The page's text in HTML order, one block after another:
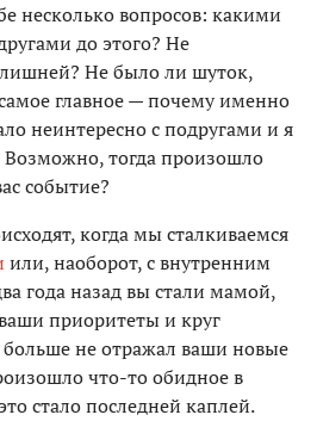
несколько вопросов: какими
до этого? Не
лишней? Не было ли шуток,
главное — почему именно
неинтересно с подругами и я
Возможно, тогда произошло
событие?
когда мы сталкиваемся
или, наоборот, с внутренним
года назад вы стали мамой,
приоритеты и круг
не отражал ваши новые
что-то обидное в
стало последней каплей.